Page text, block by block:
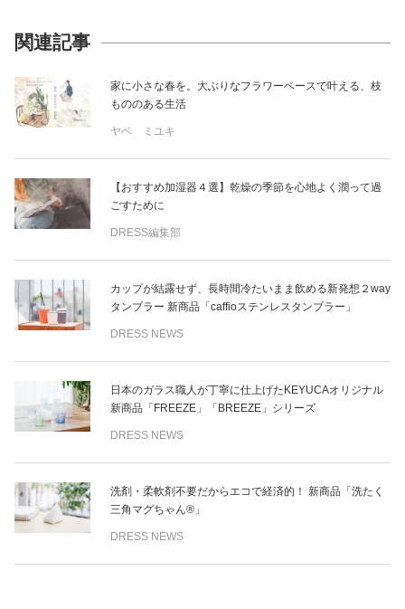
関連記事
家に小さな春を。大ぶりなフラワーベースで叶える、枝
もののある生活
ヤベ ミユキ
【おすすめ加湿器４選】乾燥の季節を心地よく潤って過
ごすために
DRESS編集部
カップが結露せず、長時間冷たいまま飲める新発想２way
タンブラー 新商品「caffioステンレスタンブラー」
DRESS NEWS
日本のガラス職人が丁寧に仕上げたKEYUCAオリジナル
新商品「FREEZE」「BREEZE」シリーズ
DRESS NEWS
洗剤・柔軟剤不要だからエコで経済的！ 新商品「洗たく
三角マグちゃん®」
DRESS NEWS